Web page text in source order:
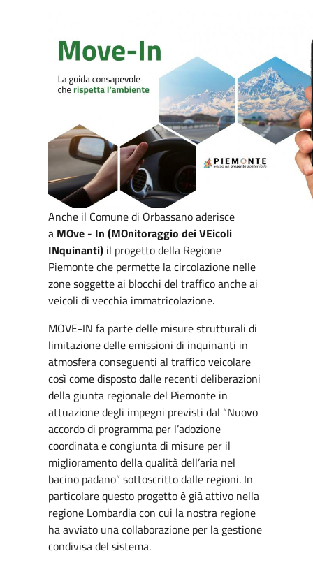
Anche il Comune di Orbassano aderisce
a MOve - In (MOnitoraggio dei VEicoli
INquinanti)il progetto della Regione
Piemonte che permette la circolazione nelle
zone soggette ai blocchi del traffico anche ai
veicoli di vecchia immatricolazione.
MOVE-IN fa parte delle misure strutturali di
limitazione delle emissioni di inquinanti in
atmosfera conseguenti al traffico veicolare
così come disposto dalle recenti deliberazioni
della giunta regionale del Piemonte in
attuazione degli impegni previsti dal “Nuovo
accordo di programma per l’adozione
coordinata e congiunta di misure per il
miglioramento della qualità dell’aria nel
bacino padano” sottoscritto dalle regioni. In
particolare questo progetto è già attivo nella
regione Lombardia con cui la nostra regione
ha avviato una collaborazione per la gestione
condivisa del sistema.